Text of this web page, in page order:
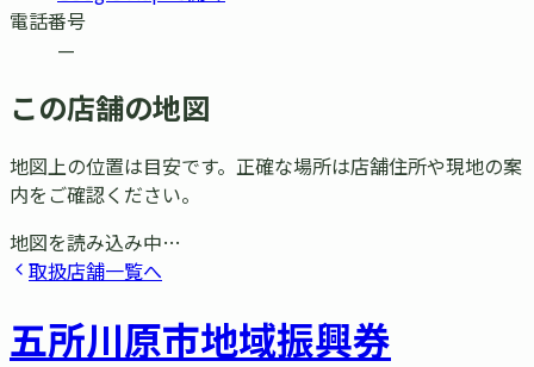
電話番号
—
この店舗の地図
地図上の位置は目安です。正確な場所は店舗住所や現地の案
内をご確認ください。
地図を読み込み中…
取扱店舗一覧へ
五所川原市地域振興券